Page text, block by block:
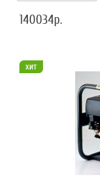
140034р.
хит